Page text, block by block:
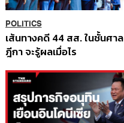
POLITICS
เส้นทางคดี 44 สส. ในชั้นศาล
ฎีกา จะรู้ผลเมื่อไร